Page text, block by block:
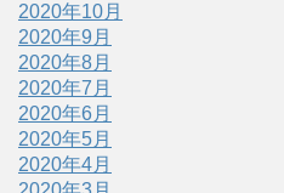
2020年10月
2020年9月
2020年8月
2020年7月
2020年6月
2020年5月
2020年4月